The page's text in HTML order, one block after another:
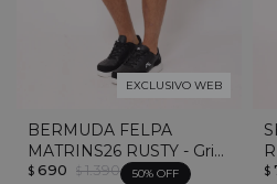
EXCLUSIVO WEB
BERMUDA FELPA
MATRINS26 RUSTY - Gris
Melange
$ 690 $ 1.390 50 $